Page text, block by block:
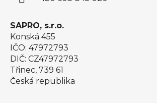
SAPRO, s.r.o.
Konská 455
IČO: 47972793
DIČ: CZ47972793
Třinec, 739 61
Česká republika